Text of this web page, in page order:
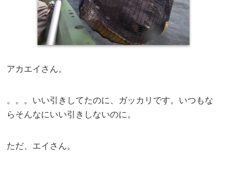
アカエイさん。
。。。いい引きしてたのに、ガッカリです。いつもな
らそんなにいい引きしないのに。
ただ、エイさん。